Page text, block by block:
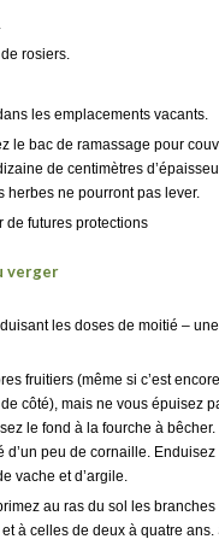
et cotisation JPL
rosiers.
les emplacements vacants.
le bac de ramassage pour
de centimètres
herbes ne pourront pas lever.
de futures protections
verger
les doses de moitié –
fruitiers (même si c’est
côté), mais ne vous épuisez
le fond à la fourche à
peu de cornaille. Enduisez
vache et d’argile.
au ras du sol les
à celles de deux à quatre